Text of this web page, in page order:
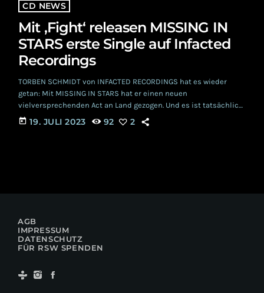
CD NEWS
Mit ‚Fight‘ releasen MISSING IN
STARS erste Single auf Infacted
Recordings
TORBEN SCHMIDT von INFACTED RECORDINGS hat es wieder
getan: Mit MISSING IN STARS hat er einen neuen
vielversprechenden Act an Land gezogen. Und es ist tatsächlich
ein riesiger Zufall, dass wir aus der Redaktion vom RADIO
SCHWARZE WELLE selbst gerade erst über diesen Act gestolpert
today 19. JULI 2023 92 2
AGB
IMPRESSUM
DATENSCHUTZ
FÜR RSW SPENDEN